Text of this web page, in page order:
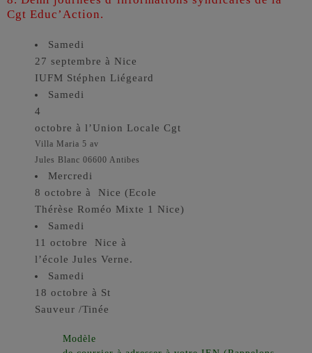
Cgt Educ’Action.
Samedi
27 septembre à Nice
IUFM Stéphen Liégeard
Samedi
4
octobre à l’Union Locale Cgt
Villa Maria 5 av
Jules Blanc 06600 Antibes
Mercredi
8 octobre à Nice (Ecole
Thérèse Roméo Mixte 1 Nice)
Samedi
11 octobre Nice à
l’école Jules Verne.
Samedi
18 octobre à St
Sauveur /Tinée
Modèle